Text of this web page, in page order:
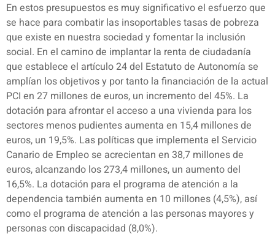
En estos presupuestos es muy significativo el esfuerzo que
se hace para combatir las insoportables tasas de pobreza
que existe en nuestra sociedad y fomentar la inclusión
social. En el camino de implantar la renta de ciudadanía
que establece el artículo 24 del Estatuto de Autonomía se
amplían los objetivos y por tanto la financiación de la actual
PCI en 27 millones de euros, un incremento del 45%. La
dotación para afrontar el acceso a una vivienda para los
sectores menos pudientes aumenta en 15,4 millones de
euros, un 19,5%. Las políticas que implementa el Servicio
Canario de Empleo se acrecientan en 38,7 millones de
euros, alcanzando los 273,4 millones, un aumento del
16,5%. La dotación para el programa de atención a la
dependencia también aumenta en 10 millones (4,5%), así
como el programa de atención a las personas mayores y
personas con discapacidad (8,0%).